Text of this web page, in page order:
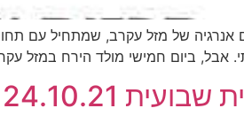
אנרגיה של מזל עקרב, שמתחיל עם
אבל, ביום חמישי מולד הירח במזל
24.10.21